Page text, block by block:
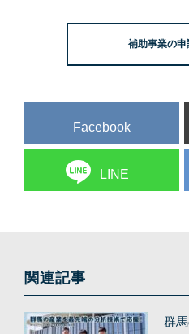
補助事業の申
Facebook
LINE
関連記事
群